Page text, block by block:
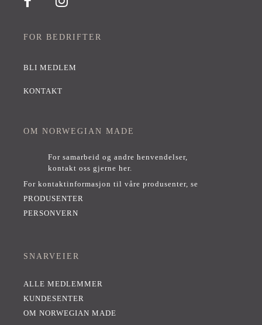
FOR BEDRIFTER
BLI MEDLEM
KONTAKT
OM NORWEGIAN MADE
For samarbeid og andre henvendelser,
kontakt oss gjerne her.
For kontaktinformasjon til våre produsenter, se
PRODUSENTER
PERSONVERN
SNARVEIER
ALLE MEDLEMMER
KUNDESENTER
OM NORWEGIAN MADE